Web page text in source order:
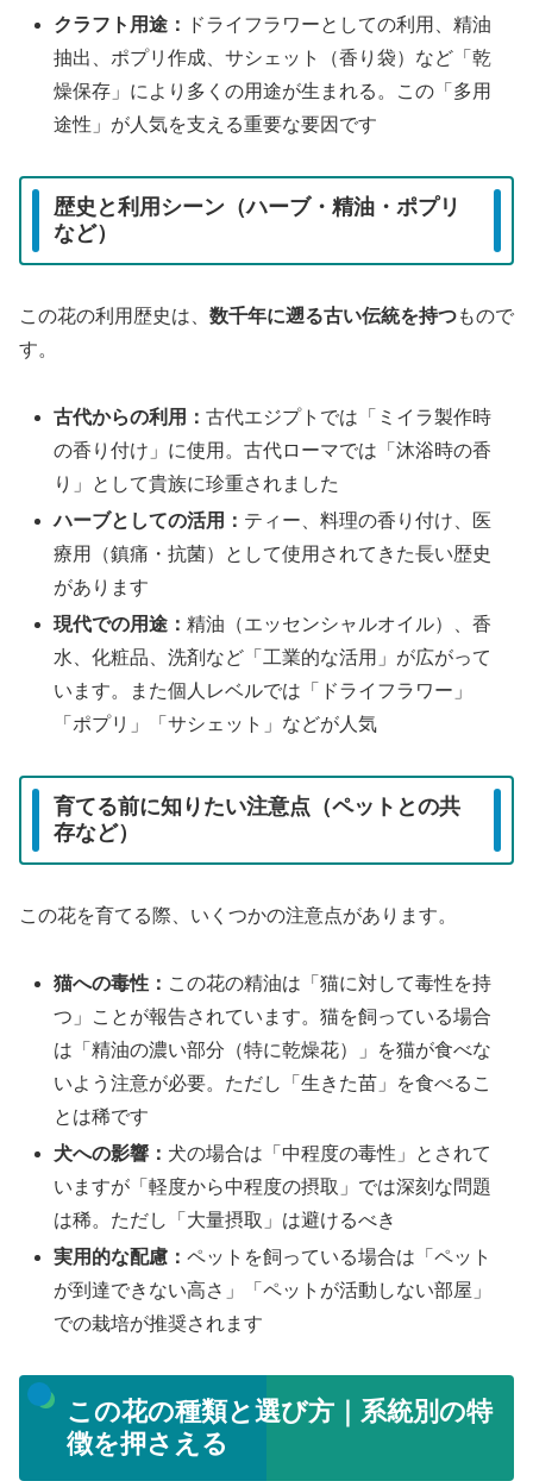
クラフト用途：
ドライフラワーとしての利用、精油
抽出、ポプリ作成、サシェット（香り袋）など「乾
燥保存」により多くの用途が生まれる。この「多用
途性」が人気を支える重要な要因です
歴史と利用シーン（ハーブ・精油・ポプリ
など）
この花の利用歴史は、 数千年に遡る古い伝統を持つもので
す。
古代からの利用：古代エジプトでは「ミイラ製作時
の香り付け」に使用。古代ローマでは「沐浴時の香
り」として貴族に珍重されました
ハーブとしての活用： ティー、料理の香り付け、医
療用（鎮痛・抗菌）として使用されてきた長い歴史
があります
現代での用途：精油（エッセンシャルオイル）、香
水、化粧品、洗剤など「工業的な活用」が広がって
います。また個人レベルでは「ドライフラワー」
「ポプリ」「サシェット」などが人気
育てる前に知りたい注意点（ペットとの共
存など）
この花を育てる際、いくつかの注意点があります。
猫への毒性： この花の精油は「猫に対して毒性を持
つ」ことが報告されています。猫を飼っている場合
は「精油の濃い部分（特に乾燥花）」を猫が食べな
いよう注意が必要。ただし「生きた苗」を食べるこ
とは稀です
犬への影響： 犬の場合は「中程度の毒性」とされて
いますが「軽度から中程度の摂取」では深刻な問題
は稀。ただし「大量摂取」は避けるべき
実用的な配慮：ペットを飼っている場合は「ペット
が到達できない高さ」「ペットが活動しない部屋」
での栽培が推奨されます
この花の種類と選び方｜系統別の特
徴を押さえる